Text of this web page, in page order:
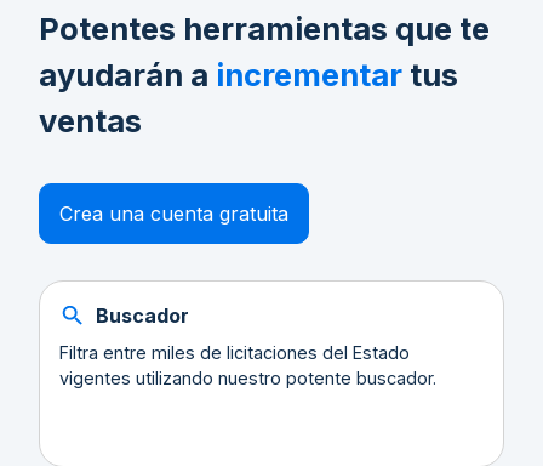
Potentes herramientas que te
ayudarán a incrementar tus
ventas
Crea una cuenta gratuita
Buscador
Filtra entre miles de licitaciones del Estado
vigentes utilizando nuestro potente buscador.